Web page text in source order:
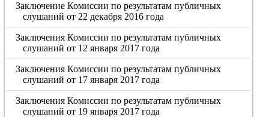
Заключение Комиссии по результатам публичных
слушаний от 22 декабря 2016 года
Заключения Комиссии по результатам публичных
слушаний от 12 января 2017 года
Заключения Комиссии по результатам публичных
слушаний от 17 января 2017 года
Заключения Комиссии по результатам публичных
слушаний от 19 января 2017 года